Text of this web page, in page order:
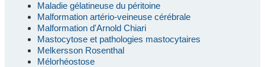
Maladie gélatineuse du péritoine
Malformation artério-veineuse cérébrale
Malformation d'Arnold Chiari
Mastocytose et pathologies mastocytaires
Melkersson Rosenthal
Mélorhéostose